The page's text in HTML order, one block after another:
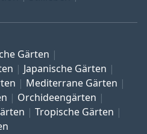
Gärten
Japanische Gärten
Mediterrane Gärten
Orchideengärten
Tropische Gärten